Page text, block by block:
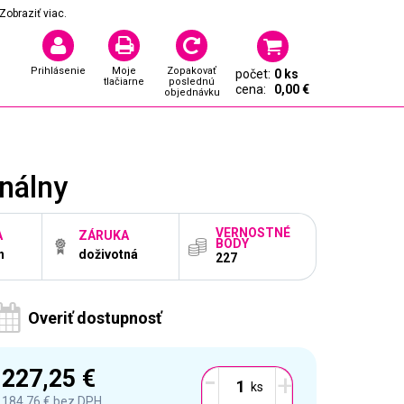
Zobraziť viac.
Prihlásenie
Moje
tlačiarne
Zopakovať
poslednú
objednávku
počet: 0 ks
cena:
0,00 €
ZÁRUKA
doživotná
VERNOSTNÉ
BODY
227
Overiť dostupnosť
227,25 € - +